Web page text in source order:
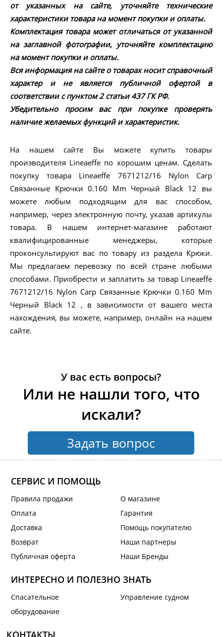
от указанных на сайте, уточняйте технические
характеристики товара на момент покупки и оплаты.
Комплектация товара может отличаться от указанной
на заглавной фотографии, уточняйте комплектацию
на момент покупки и оплаты.
Вся информация на сайте о товарах носит справочный
характер и не является публичной офертой в
соответствии с пунктом 2 статьи 437 ГК РФ.
Убедительно просим вас при покупке проверять
наличие желаемых функций и характеристик.
На нашем сайте Вы можете купить товары
производителя Lineaeffe по хорошим ценам. Сделать
покупку товара Lineaeffe 7671212/16 Nylon Carp
Связанные Крючки 0.160 Mm Черный Black 12 вы
можете любым подходящим для вас способом,
например, через электронную почту, указав артикулы
товара. В нашем интернет-магазине работают
квалифицированные менеджеры, которые
проконсультируют вас по товару из раздела Крюки.
Мы предлагаем перевозку по всей стране любыми
способами. Приобрести и заплатить за товар Lineaeffe
7671212/16 Nylon Carp Связанные Крючки 0.160 Mm
Черный Black 12 , в зависимости от вашего места
нахождения, вы можете, например, онлайн на нашем
сайте.
У вас есть вопросы?
Или не нашли того, что
искали?
Задать вопрос
СЕРВИС И ПОМОЩЬ
Правила продажи
Оплата
Доставка
Возврат
Публичная оферта
О магазине
Гарантия
Помощь покупателю
Наши партнеры
Наши Бренды
ИНТЕРЕСНО И ПОЛЕЗНО ЗНАТЬ
Спасательное
оборудование
Управление судном